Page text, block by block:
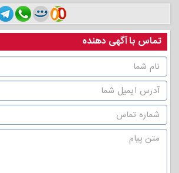
تماس با آگهی دهنده